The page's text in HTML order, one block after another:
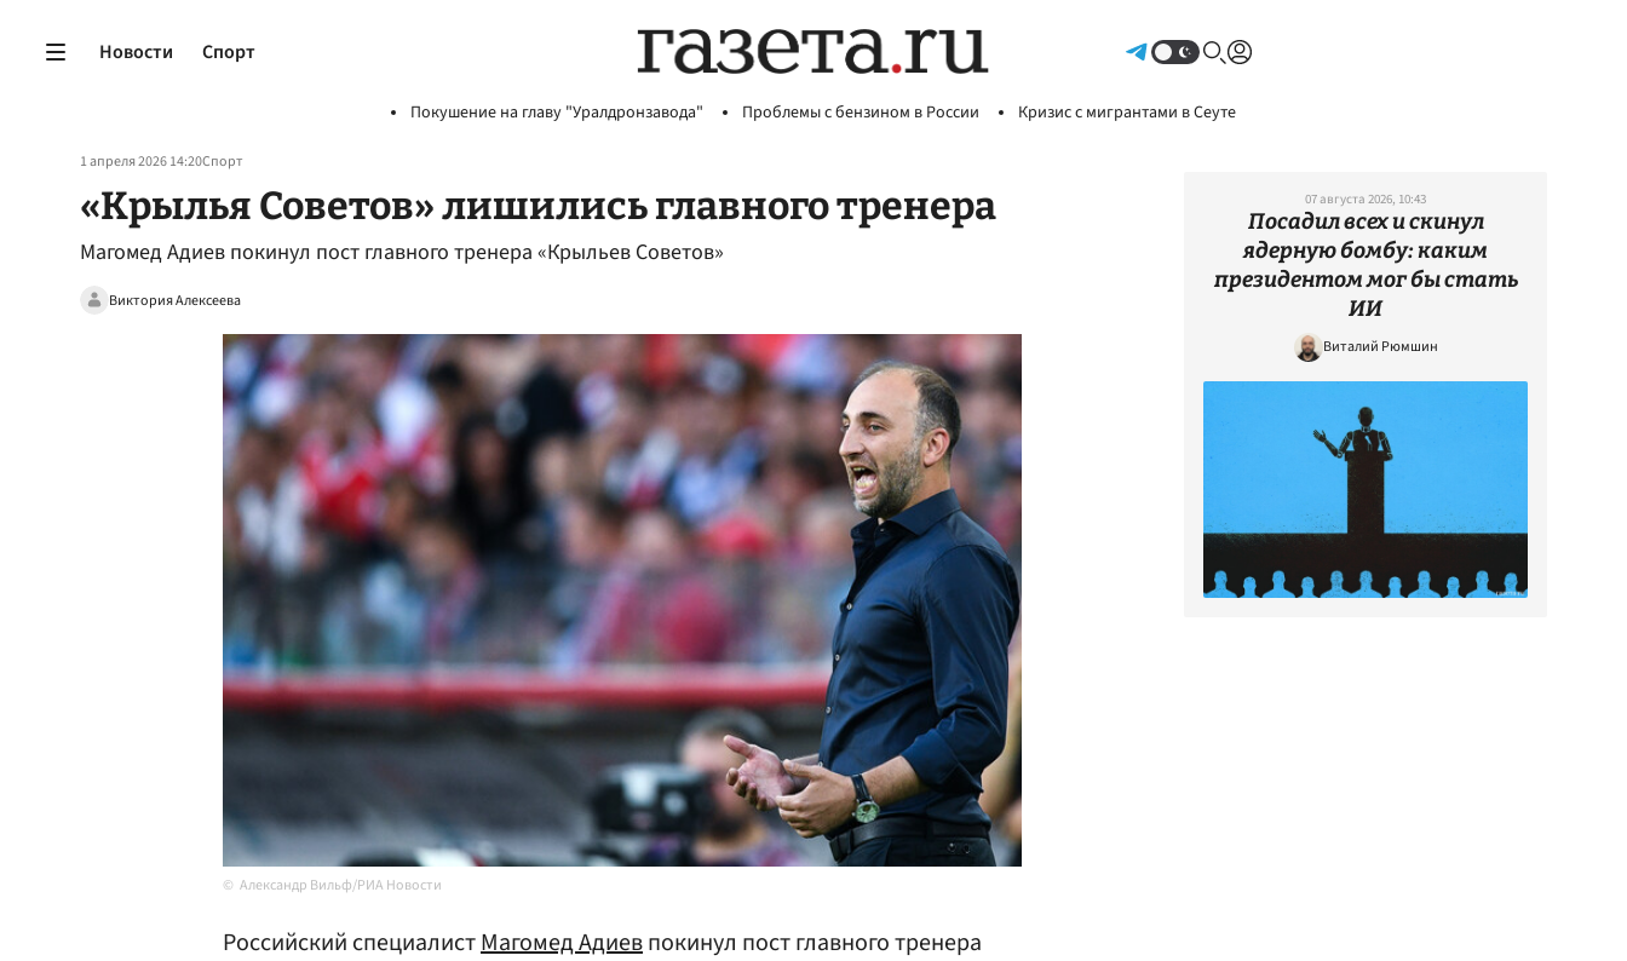
Новости Спорт
Покушение на главу "Уралдронзавода" Проблемы с бензином в России Кризис с мигрантами в Сеуте
1 апреля 2026 14:20Спорт
«Крылья Советов» лишились главного тренера
Магомед Адиев покинул пост главного тренера «Крыльев Советов»
Виктория Алексеева
Александр Вильф/РИА Новости
Российский специалистМагомед Адиевпокинул пост главного тренера
07 августа 2026, 10:43
Посадил всех и скинул
ядерную бомбу: каким
президентом мог бы стать
ИИ
Виталий Рюмшин